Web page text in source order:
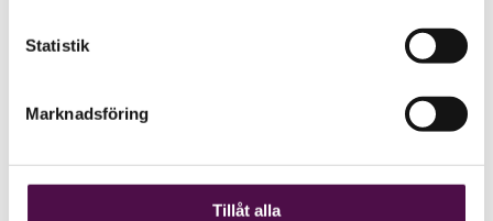
Statistik
Marknadsföring
Tillåt alla